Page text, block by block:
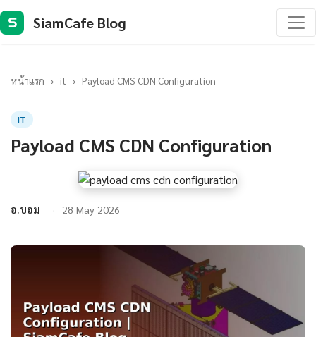
S SiamCafe Blog
หน้าแรก › it › Payload CMS CDN Configuration
IT
Payload CMS CDN Configuration
อ.บอม 28 May 2026